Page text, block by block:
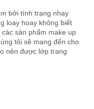
bởi tình trạng nhạy
loay hoay không biết
sản phẩm make up
tôi sẽ mang đến cho
nên được lớp trang